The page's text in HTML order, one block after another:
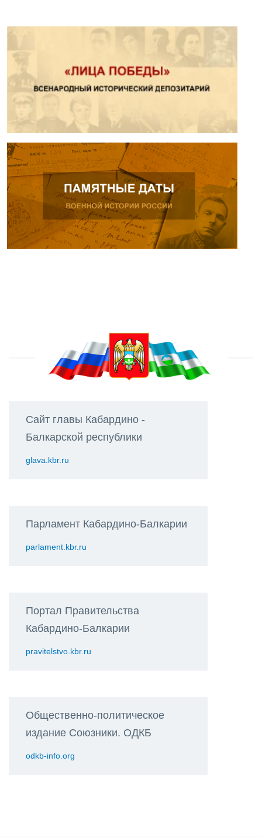
Сайт главы Кабардино -
Балкарской республики
glava.kbr.ru
Парламент Кабардино-Балкарии
parlament.kbr.ru
Портал Правительства
Кабардино-Балкарии
pravitelstvo.kbr.ru
Общественно-политическое
издание Союзники. ОДКБ
odkb-info.org